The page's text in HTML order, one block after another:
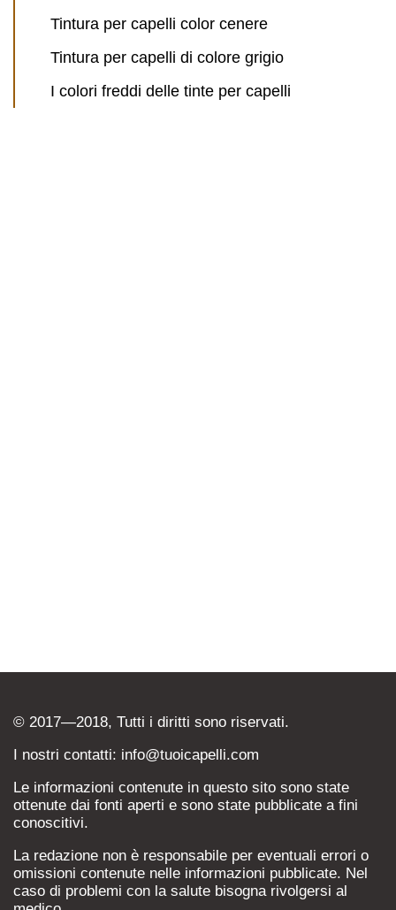
Tintura per capelli color cenere
Tintura per capelli di colore grigio
I colori freddi delle tinte per capelli
© 2017—2018, Tutti i diritti sono riservati.
I nostri contatti: info@tuoicapelli.com
Le informazioni contenute in questo sito sono state
ottenute dai fonti aperti e sono state pubblicate a fini
conoscitivi.
La redazione non è responsabile per eventuali errori o
omissioni contenute nelle informazioni pubblicate. Nel
caso di problemi con la salute bisogna rivolgersi al